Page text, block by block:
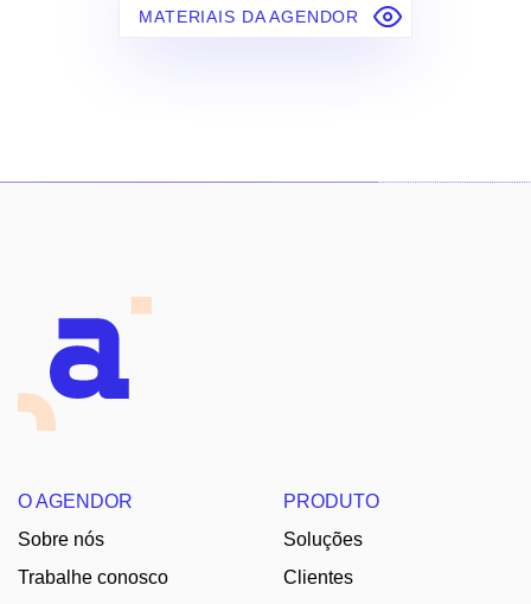
MATERIAIS DA AGENDOR
O AGENDOR
Sobre nós
Trabalhe conosco
PRODUTO
Soluções
Clientes